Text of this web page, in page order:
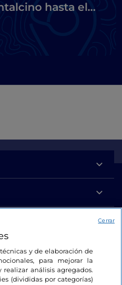
hasta el
y de elaboración de
para mejorar la
análisis agregados.
(divididas por categorías)
Cerrar